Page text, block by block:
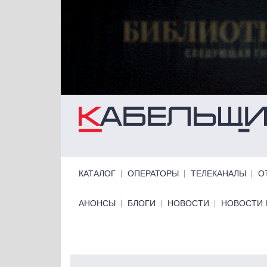
КАТАЛОГ ОПЕРАТОРЫ ТЕЛЕКАНАЛЫ
Primary links bottom
АНОНСЫ БЛОГИ НОВОСТИ НОВОСТИ